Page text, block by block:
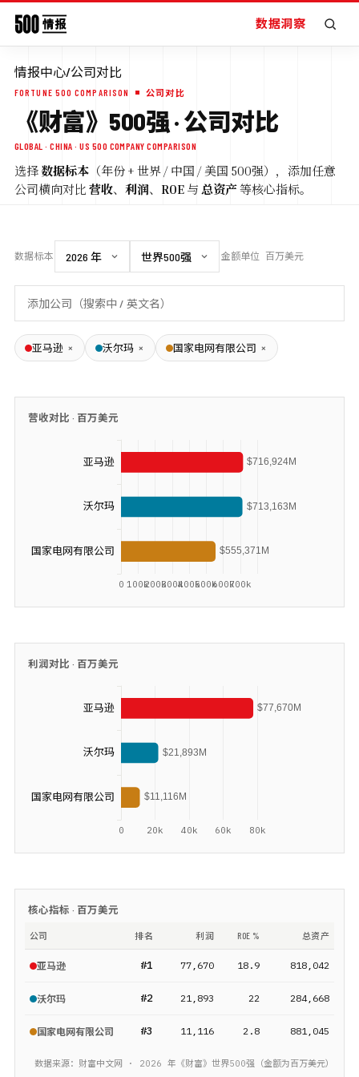
数据洞察
情报中心/公司对比
FORTUNE 500 COMPARISON 公司对比
《财富》500强 · 公司对比
GLOBAL · CHINA · US 500 COMPANY COMPARISON
选择 数据标本 （年份 + 世界 / 中国 / 美国 500强），添加任意
公司横向对比 营收、 利润、 ROE 与 总资产等核心指标。
数据标本 金额单位 百万美元
亚马逊 × 沃尔玛 × 国家电网有限公司 ×
营收对比 · 百万美元
利润对比 · 百万美元
核心指标 · 百万美元
公司 排名 利润 ROE % 总资产
亚马逊 #1 77,670 18.9 818,042
沃尔玛 #2 21,893 22 284,668
国家电网有限公司 #3 11,116 2.8 881,045
数据来源：财富中文网 · 2026 年《财富》 世界500强 （金额为百万美元）